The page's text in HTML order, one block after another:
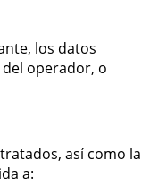
los datos
operador, o
así como la
a: